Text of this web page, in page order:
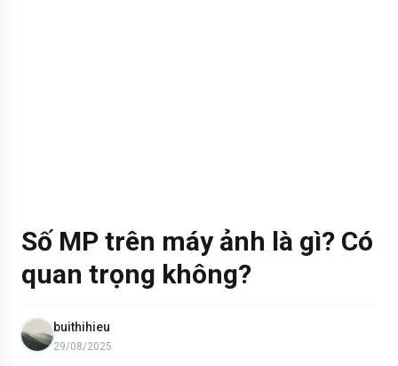
Số MP trên máy ảnh là gì? Có
quan trọng không?
buithihieu
29/08/2025